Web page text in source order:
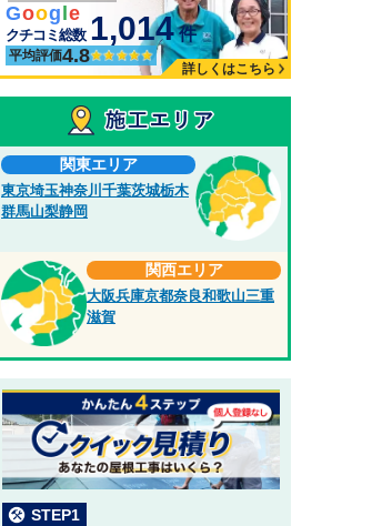
Goog le
クチコミ総数 1,014 件
平均評価4.8
詳しくはこちら
関東エリア
東京埼玉神奈川 千葉茨城栃木
群馬山梨静岡
関西エリア
大阪兵庫京都奈良和歌山三重
滋賀
STEP1